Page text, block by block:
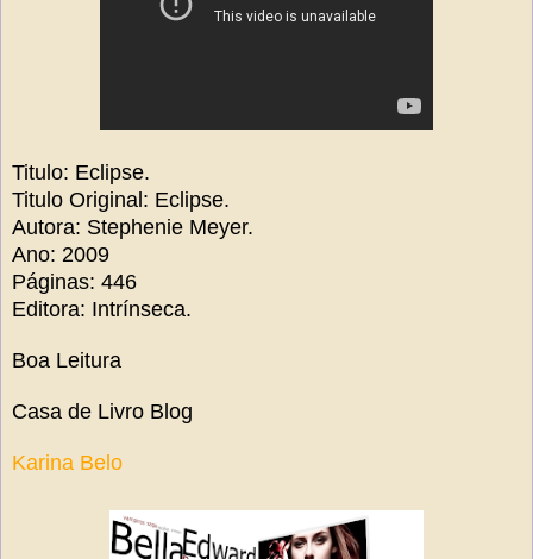
Titulo: Eclipse.
Titulo Original: Eclipse.
Autora: Stephenie Meyer.
Ano: 2009
Páginas: 446
Editora: Intrínseca.
Boa Leitura
Casa de Livro Blog
Karina Belo